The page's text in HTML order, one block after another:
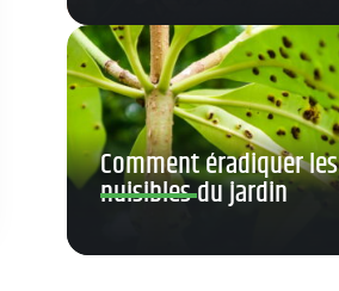
Comment éradiquer les
nuisibles du jardin